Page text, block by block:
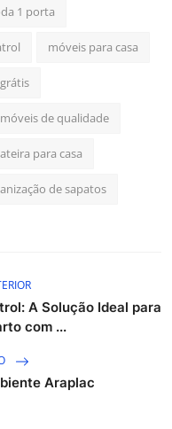
1 porta
móveis para casa
móveis de qualidade
para casa
de sapatos
A Solução Ideal para
com ...
Araplac